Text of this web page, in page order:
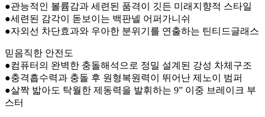
●관능적인 볼륨감과 세련된 품격이 깃든 미래지향적 스타일
●세련된 감각이 돋보이는 백판넬 어퍼가니쉬
●자외선 차단효과와 우아한 분위기를 연출하는 틴티드글래스
믿음직한 안전도
●컴퓨터의 완벽한 충돌해석으로 정밀 설계된 강성 차체구조
●충격흡수력과 충돌 후 원형복원력이 뛰어난 제노이 범퍼
●살짝 밟아도 탁월한 제동력을 발휘하는 9” 이중 브레이크 부
스터